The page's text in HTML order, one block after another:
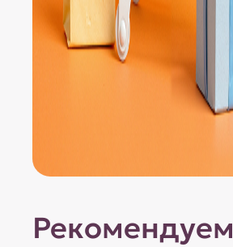
Рекомендуем